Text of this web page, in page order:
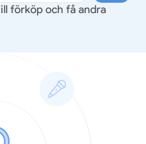
förköp och få andra